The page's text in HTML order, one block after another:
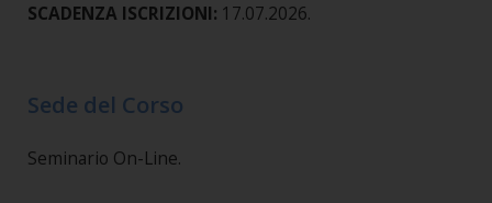
SCADENZA ISCRIZIONI: 17.07.2026.
Sede del Corso
Seminario On-Line.